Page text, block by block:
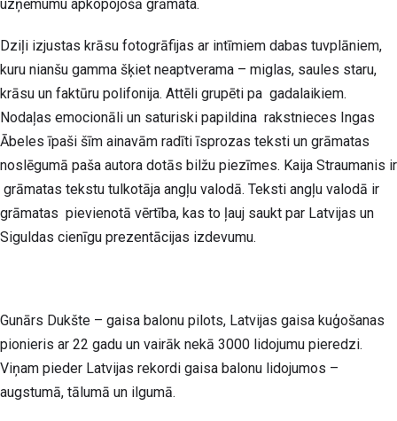
uzņēmumu apkopojošā grāmata.
Dziļi izjustas krāsu fotogrāfijas ar intīmiem dabas tuvplāniem,
kuru nianšu gamma šķiet neaptverama – miglas, saules staru,
krāsu un faktūru polifonija. Attēli grupēti pa gadalaikiem.
Nodaļas emocionāli un saturiski papildina rakstnieces Ingas
Ābeles īpaši šīm ainavām radīti īsprozas teksti un grāmatas
noslēgumā paša autora dotās bilžu piezīmes. Kaija Straumanis ir
grāmatas tekstu tulkotāja angļu valodā. Teksti angļu valodā ir
grāmatas pievienotā vērtība, kas to ļauj saukt par Latvijas un
Siguldas cienīgu prezentācijas izdevumu.
Gunārs Dukšte – gaisa balonu pilots, Latvijas gaisa kuģošanas
pionieris ar 22 gadu un vairāk nekā 3000 lidojumu pieredzi.
Viņam pieder Latvijas rekordi gaisa balonu lidojumos –
augstumā, tālumā un ilgumā.